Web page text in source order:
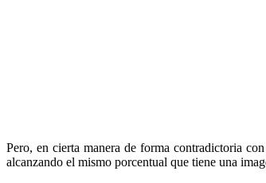
Pero, en cierta manera de forma contradictoria
alcanzando el mismo porcentual que tiene una